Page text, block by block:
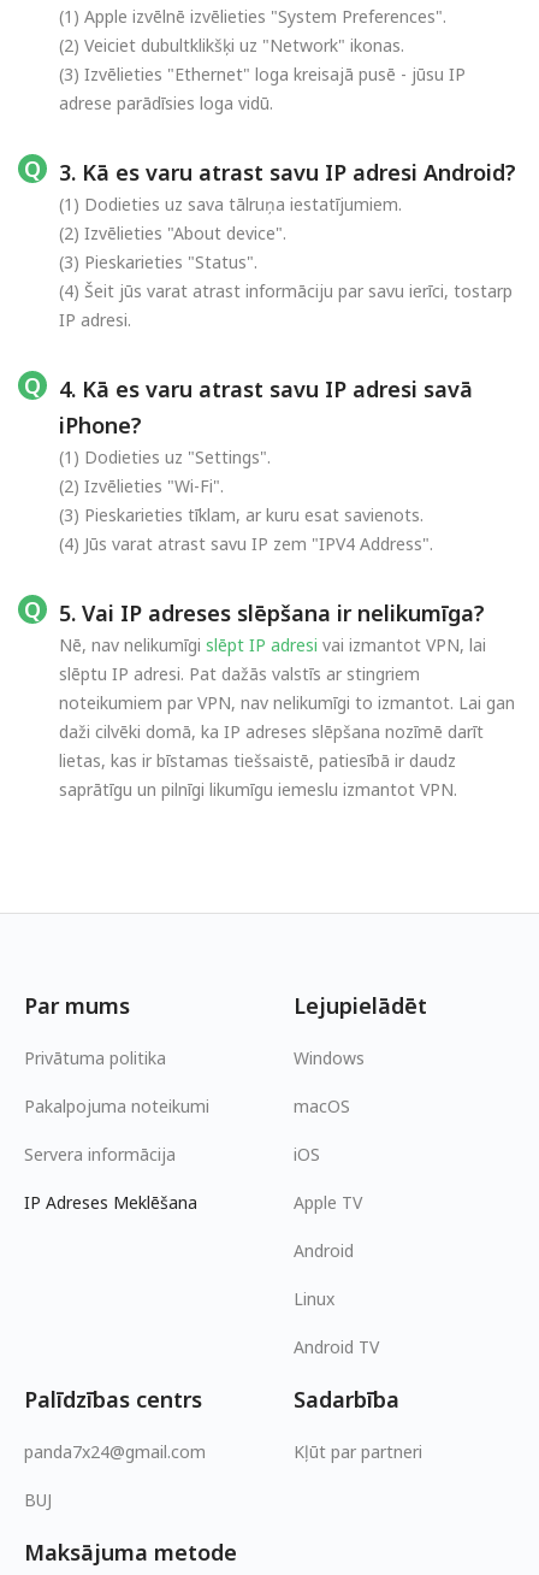
(1) Apple izvēlnē izvēlieties "System Preferences".
(2) Veiciet dubultklikšķi uz "Network" ikonas.
(3) Izvēlieties "Ethernet" loga kreisajā pusē - jūsu IP
adrese parādīsies loga vidū.
3. Kā es varu atrast savu IP adresi Android?
(1) Dodieties uz sava tālruņa iestatījumiem.
(2) Izvēlieties "About device".
(3) Pieskarieties "Status".
(4) Šeit jūs varat atrast informāciju par savu ierīci, tostarp
IP adresi.
4. Kā es varu atrast savu IP adresi savā
iPhone?
(1) Dodieties uz "Settings".
(2) Izvēlieties "Wi-Fi".
(3) Pieskarieties tīklam, ar kuru esat savienots.
(4) Jūs varat atrast savu IP zem "IPV4 Address".
5. Vai IP adreses slēpšana ir nelikumīga?
Nē, nav nelikumīgi slēpt IP adresi vai izmantot VPN, lai
slēptu IP adresi. Pat dažās valstīs ar stingriem
noteikumiem par VPN, nav nelikumīgi to izmantot. Lai gan
daži cilvēki domā, ka IP adreses slēpšana nozīmē darīt
lietas, kas ir bīstamas tiešsaistē, patiesībā ir daudz
saprātīgu un pilnīgi likumīgu iemeslu izmantot VPN.
Par mums
Privātuma politika
Pakalpojuma noteikumi
Servera informācija
IP Adreses Meklēšana
Lejupielādēt
Windows
macOS
iOS
Apple TV
Android
Linux
Android TV
Palīdzības centrs
panda7x24@gmail.com
BUJ
Sadarbība
Kļūt par partneri
Maksājuma metode